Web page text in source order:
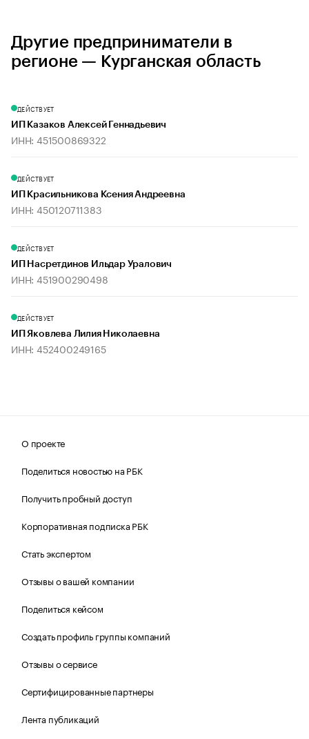
Другие предприниматели в
регионе — Курганская область
ДЕЙСТВУЕТ
ИП Казаков Алексей Геннадьевич
ИНН: 451500869322
ДЕЙСТВУЕТ
ИП Красильникова Ксения Андреевна
ИНН: 450120711383
ДЕЙСТВУЕТ
ИП Насретдинов Ильдар Уралович
ИНН: 451900290498
ДЕЙСТВУЕТ
ИП Яковлева Лилия Николаевна
ИНН: 452400249165
О проекте
Поделиться новостью на РБК
Получить пробный доступ
Корпоративная подписка РБК
Стать экспертом
Отзывы о вашей компании
Поделиться кейсом
Создать профиль группы компаний
Отзывы о сервисе
Сертифицированные партнеры
Лента публикаций